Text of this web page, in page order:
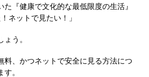
た『健康で文化的な最低限度の生活』
ネットで見たい！」
ょう。
料、かつネットで安全に見る方法につ
。